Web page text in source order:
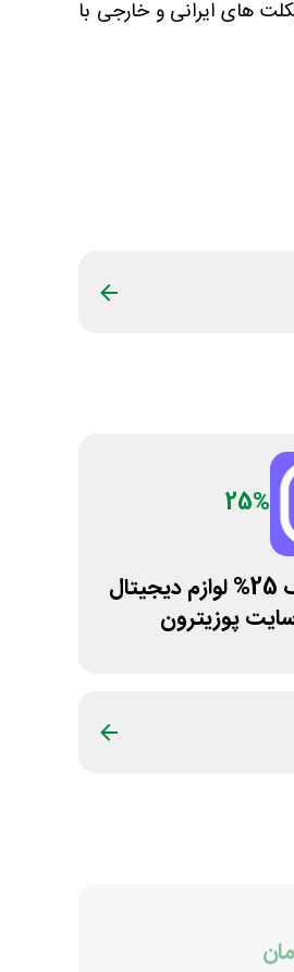
های ایرانی و خارجی با
25%
کد تخفیف 25% لوازم دیجیتال
پوزیترون